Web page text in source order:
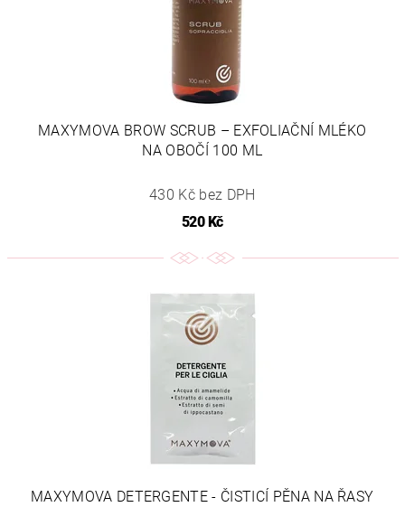
MAXYMOVA BROW SCRUB – EXFOLIAČNÍ MLÉKO
NA OBOČÍ 100 ML
430 Kč bez DPH
520 Kč
MAXYMOVA DETERGENTE - ČISTICÍ PĚNA NA ŘASY